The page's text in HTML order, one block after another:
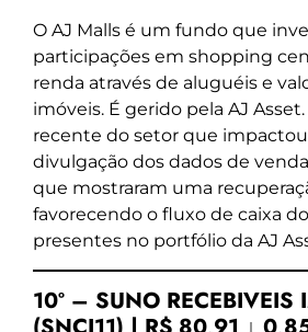
O AJ Malls é um fundo que
participações em shopping
renda através de aluguéis e
imóveis. É gerido pela AJ
recente do setor que
divulgação dos dados de
que mostraram uma
favorecendo o fluxo de caixa
presentes no portfólio da AJ
10º – SUNO RECEBIVEIS